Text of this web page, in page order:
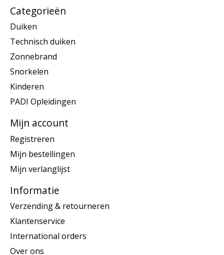
Categorieën
Duiken
Technisch duiken
Zonnebrand
Snorkelen
Kinderen
PADI Opleidingen
Mijn account
Registreren
Mijn bestellingen
Mijn verlanglijst
Informatie
Verzending & retourneren
Klantenservice
International orders
Over ons